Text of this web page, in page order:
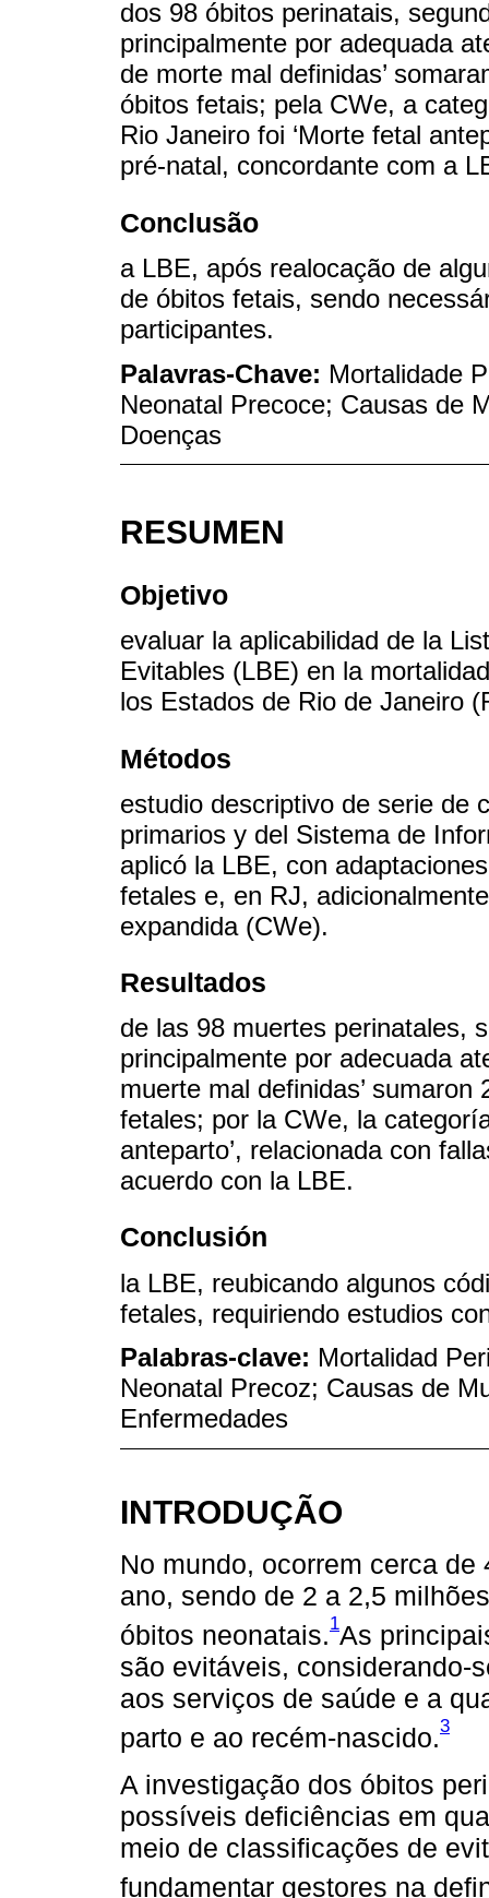
dos 98 óbitos perinatais,
principalmente por adequada
de morte mal definidas’
óbitos fetais; pela CWe, a
Rio Janeiro foi ‘Morte fetal
pré-natal, concordante com a
Conclusão
a LBE, após realocação de
de óbitos fetais, sendo
participantes.
Palavras-Chave: Mortalidade
Neonatal Precoce; Causas de
Doenças
RESUMEN
Objetivo
evaluar la aplicabilidad de la
Evitables (LBE) en la
los Estados de Rio de Janeiro
Métodos
estudio descriptivo de serie de
primarios y del Sistema de
aplicó la LBE, con
fetales e, en RJ,
expandida (CWe).
Resultados
de las 98 muertes perinatales,
principalmente por adecuada
muerte mal definidas’
fetales; por la CWe, la
anteparto’, relacionada con
acuerdo con la LBE.
Conclusión
la LBE, reubicando algunos
fetales, requiriendo estudios
Palabras-clave: Mortalidad
Neonatal Precoz; Causas de
Enfermedades
INTRODUÇÃO
No mundo, ocorrem cerca
ano, sendo de 2 a 2,5
óbitos neonatais.1As
são evitáveis, considerando-
aos serviços de saúde e a
parto e ao recém-nascido.3
A investigação dos óbitos
possíveis deficiências em
meio de classificações de
fundamentar gestores na